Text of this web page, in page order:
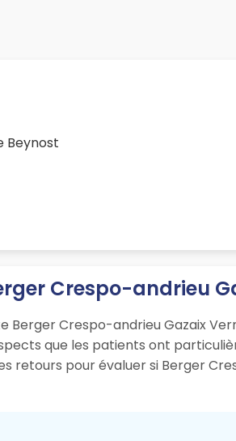
Beynost
Crespo-andrieu
Berger Crespo-andrieu Gazaix
que les patients ont
retours pour évaluer si Berger